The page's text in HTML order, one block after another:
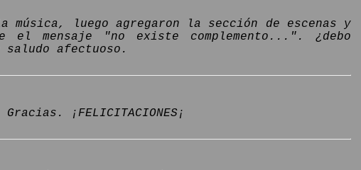
luego agregaron la sección de escenas y
el mensaje "no existe complemento...". ¿debo
afectuoso.
¡FELICITACIONES¡